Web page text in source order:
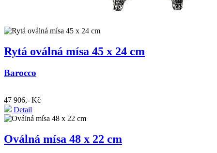
Rytá oválná mísa 45 x 24 cm
Barocco
47 906,- Kč
Detail
Oválná mísa 48 x 22 cm